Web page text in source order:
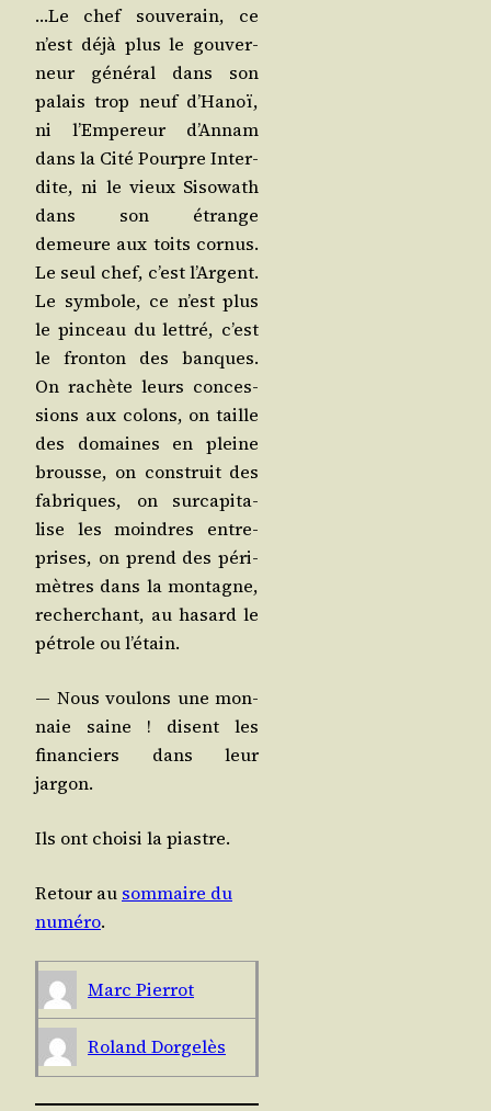
…Le chef sou­ve­rain, ce
n’est déjà plus le gou­ver­
neur géné­ral dans son
palais trop neuf d’Ha­noï,
ni l’Em­pe­reur d’An­nam
dans la Cité Pourpre Inter­
dite, ni le vieux Siso­wath
dans son étrange
demeure aux toits cor­nus.
Le seul chef, c’est l’Argent.
Le sym­bole, ce n’est plus
le pin­ceau du let­tré, c’est
le fron­ton des banques.
On rachète leurs conces­
sions aux colons, on taille
des domaines en pleine
brousse, on construit des
fabriques, on sur­ca­pi­ta­
lise les moindres entre­
prises, on prend des péri­
mètres dans la mon­tagne,
recher­chant, au hasard le
pétrole ou l’étain.
— Nous vou­lons une mon­
naie saine ! disent les
finan­ciers dans leur
jargon.
Ils ont choi­si la piastre.
Retour au som­maire du
numé­ro.
Marc Pier­rot
Roland Dor­ge­lès